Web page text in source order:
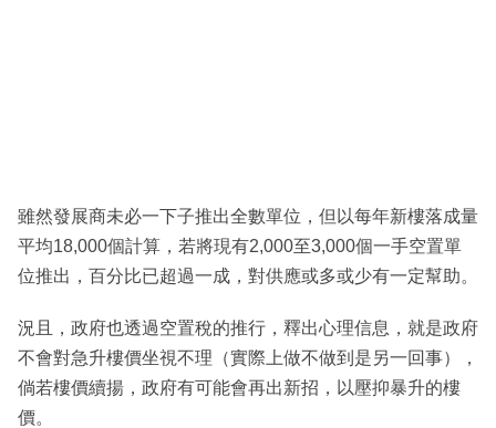
雖然發展商未必一下子推出全數單位，但以每年新樓落成量
平均18,000個計算，若將現有2,000至3,000個一手空置單
位推出，百分比已超過一成，對供應或多或少有一定幫助。
況且，政府也透過空置稅的推行，釋出心理信息，就是政府
不會對急升樓價坐視不理（實際上做不做到是另一回事），
倘若樓價續揚，政府有可能會再出新招，以壓抑暴升的樓
價。